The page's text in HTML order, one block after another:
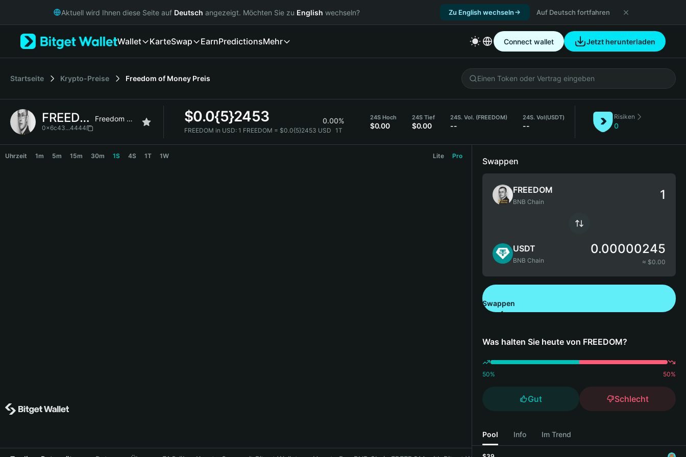
Русский
Italiano
简体中文
繁體中文
Bahasa Indonesia
Aktuell wird Ihnen diese Seite auf Deutsch angezeigt. Möchten Sie zu English wechseln? Zu English wechseln Auf Deutsch fortfahren
Wallet KarteSwap EarnPredictionsMehr Connect wallet Jetzt herunterladen
Startseite Krypto-Preise Freedom of Money Preis
FREEDOM Freedom of Money
0x6c43...4444
$0.0{5}2453 0.00%
FREEDOM in USD: 1 FREEDOM = $0.0{5}2453 USD 1T
24S Hoch
$0.00
24S Tief
$0.00
24S. Vol. (FREEDOM)
--
24S. Vol(USDT)
--
Risiken
0
Uhrzeit 1m 5m 15m 30m 1S 4S 1T 1W Lite Pro
Swappen
FREEDOM
BNB Chain
USDT
BNB Chain
0.00000245
≈ $0.00
Swappen
Was halten Sie heute von FREEDOM?
50% 50%
Gut Schlecht
Pool Info Im Trend